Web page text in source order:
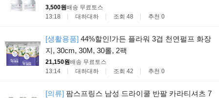
3,500원배송 무료 토스
13:18
대하대하 조회 48 추천 0
[생활용품] 44%할인!가든 플라워 3겹 천연펄프 화장
지, 30cm, 30M, 30롤, 2팩
21,150원배송 무료 토스
13:14
대하대하 조회 42 추천 0
[의류] 팜스프링스 남성 드라이쿨 반팔 카라티셔츠 7